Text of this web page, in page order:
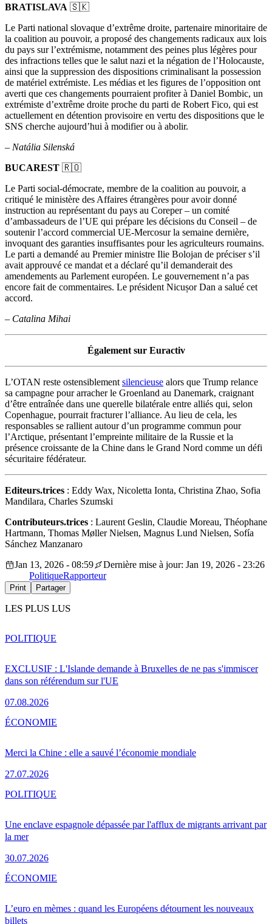
BRATISLAVA 🇸🇰
Le Parti national slovaque d’extrême droite, partenaire minoritaire de
la coalition au pouvoir, a proposé des changements radicaux aux lois
du pays sur l’extrémisme, notamment des peines plus légères pour
des infractions telles que le salut nazi et la négation de l’Holocauste,
ainsi que la suppression des dispositions criminalisant la possession
de matériel extrémiste. Les médias et les figures de l’opposition ont
averti que ces changements pourraient profiter à Daniel Bombic, un
extrémiste d’extrême droite proche du parti de Robert Fico, qui est
actuellement en détention provisoire en vertu des dispositions que le
SNS cherche aujourd’hui à modifier ou à abolir.
– Natália Silenská
BUCAREST 🇷🇴
Le Parti social-démocrate, membre de la coalition au pouvoir, a
critiqué le ministère des Affaires étrangères pour avoir donné
instruction au représentant du pays au Coreper – un comité
d’ambassadeurs de l’UE qui prépare les décisions du Conseil – de
soutenir l’accord commercial UE-Mercosur la semaine dernière,
invoquant des garanties insuffisantes pour les agriculteurs roumains.
Le parti a demandé au Premier ministre Ilie Bolojan de préciser s’il
avait approuvé ce mandat et a déclaré qu’il demanderait des
amendements au Parlement européen. Le gouvernement n’a pas
encore fait de commentaires. Le président Nicușor Dan a salué cet
accord.
– Catalina Mihai
Également sur Euractiv
L’OTAN reste ostensiblement silencieuse alors que Trump relance
sa campagne pour arracher le Groenland au Danemark, craignant
d’être entraînée dans une querelle bilatérale entre alliés qui, selon
Copenhague, pourrait fracturer l’alliance. Au lieu de cela, les
responsables se rallient autour d’un programme commun pour
l’Arctique, présentant l’empreinte militaire de la Russie et la
présence croissante de la Chine dans le Grand Nord comme un défi
sécuritaire fédérateur.
Editeurs.trices : Eddy Wax, Nicoletta Ionta, Christina Zhao, Sofia
Mandilara, Charles Szumski
Contributeurs.trices : Laurent Geslin, Claudie Moreau, Théophane
Hartmann, Thomas Møller Nielsen, Magnus Lund Nielsen, Sofía
Sánchez Manzanaro
Jan 13, 2026 - 08:59
Dernière mise à jour: Jan 19, 2026 - 23:26
PolitiqueRapporteur
Print Partager
LES PLUS LUS
EXCLUSIF : L'Islande demande à Bruxelles de ne pas s'immiscer
dans son référendum sur l'UE
07.08.2026
POLITIQUE
Merci la Chine : elle a sauvé l’économie mondiale
27.07.2026
ÉCONOMIE
Une enclave espagnole dépassée par l'afflux de migrants arrivant par
la mer
30.07.2026
POLITIQUE
L’euro en mèmes : quand les Européens détournent les nouveaux
billets
ÉCONOMIE